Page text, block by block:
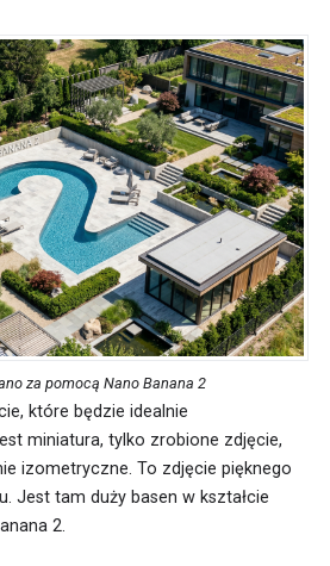
za pomocą Nano Banana 2
które będzie idealnie
miniatura, tylko zrobione zdjęcie,
izometryczne. To zdjęcie pięknego
Jest tam duży basen w kształcie
2.